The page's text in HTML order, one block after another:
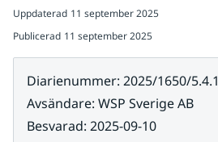
Uppdaterad 11 september 2025
Publicerad 11 september 2025
Diarienummer: 2025/1650/5.4.1
Avsändare: WSP Sverige AB
Besvarad: 2025-09-10